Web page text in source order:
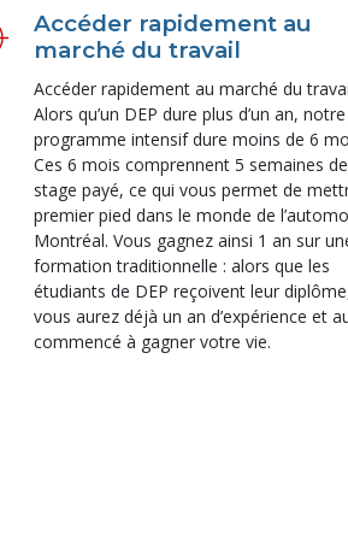
Accéder rapidement au
marché du travail
Accéder rapidement au marché du
Alors qu’un DEP dure plus d’un an, notre
programme intensif dure moins de 6
Ces 6 mois comprennent 5 semaines de
stage payé, ce qui vous permet de
premier pied dans le monde de
Montréal. Vous gagnez ainsi 1 an sur
formation traditionnelle : alors que les
étudiants de DEP reçoivent leur
vous aurez déjà un an d’expérience et
commencé à gagner votre vie.